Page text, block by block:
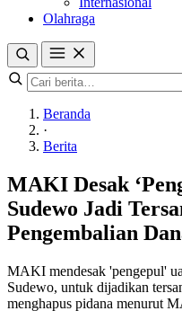
Olahraga
Beranda
·
Berita
MAKI Desak
Sudewo Jadi
Pengembalian
MAKI mendesak 'pengepul'
Sudewo, untuk dijadikan
menghapus pidana menurut